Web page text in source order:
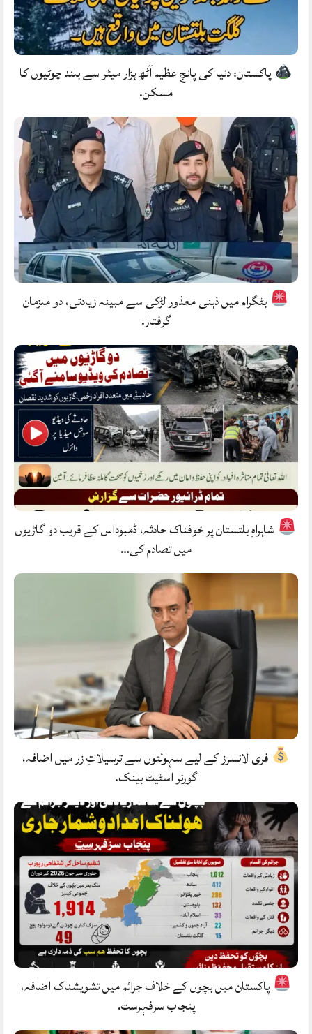
پاکستان: دنیا کی پانچ عظیم آٹھ ہزار میٹر سے بلند چوٹیوں کا
مسکن.
بٹگرام میں ذہنی معذور لڑکی سے مبینہ زیادتی، دو ملزمان
گرفتار.
شاہراہِ بلتستان پر خوفناک حادثہ، ڈمبوداس کے قریب دو گاڑیوں
میں تصادم کی…
فری لانسرز کے لیے سہولتوں سے ترسیلاتِ زر میں اضافہ،
گورنر اسٹیٹ بینک.
پاکستان میں بچوں کے خلاف جرائم میں تشویشناک اضافہ،
پنجاب سرفہرست.